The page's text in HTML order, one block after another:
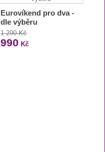
Eurovíkend pro dva -
dle výběru
1 290 Kč
990 Kč